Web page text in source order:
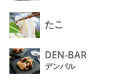
たこ
DEN-BAR
デンバル